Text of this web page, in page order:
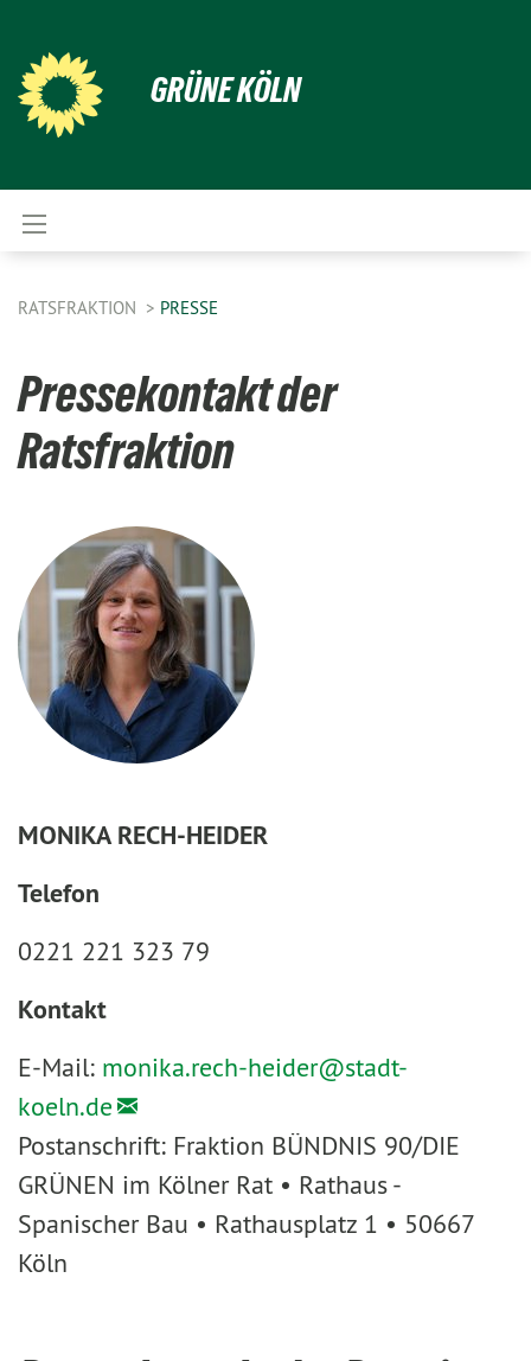
GRÜNE KÖLN
RATSFRAKTION PRESSE
Pressekontakt der
Ratsfraktion
MONIKA RECH-HEIDER
Telefon
0221 221 323 79
Kontakt
E-Mail: monika.rech-heider@stadt-
koeln.de
Postanschrift: Fraktion BÜNDNIS 90/DIE
GRÜNEN im Kölner Rat • Rathaus -
Spanischer Bau • Rathausplatz 1 • 50667
Köln